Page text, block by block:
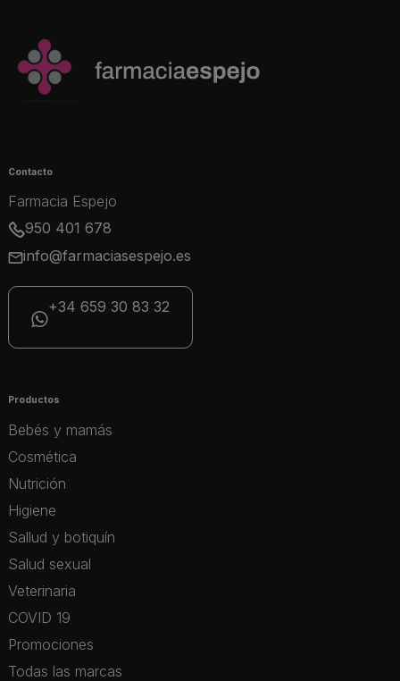
Contacto
Farmacia Espejo
950 401 678
info@farmaciasespejo.es
+34 659 30 83 32
Productos
Bebés y mamás
Cosmética
Nutrición
Higiene
Sallud y botiquín
Salud sexual
Veterinaria
COVID 19
Promociones
Todas las marcas